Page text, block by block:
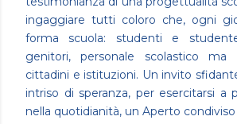
ingaggiare tutti coloro che, ogni
forma scuola: studenti e
genitori, personale scolastico ma
cittadini e istituzioni. Un invito
intriso di speranza, per esercitarsi a
nella quotidianità, un Aperto condiviso